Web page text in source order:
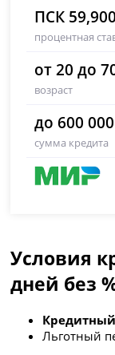
Условия
дней без
Льготный
ПСК
процентная
от 20 до
возраст
до 600
сумма кредита